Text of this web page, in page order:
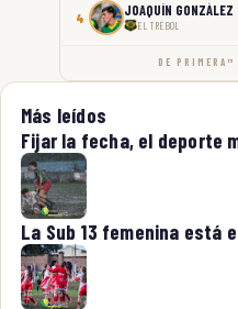
4 JOAQUÍN GONZÁLEZ
EL TRÉBOL
DE PRIMERA™
Más leídos
Fijar la fecha, el deporte
La Sub 13 femenina está